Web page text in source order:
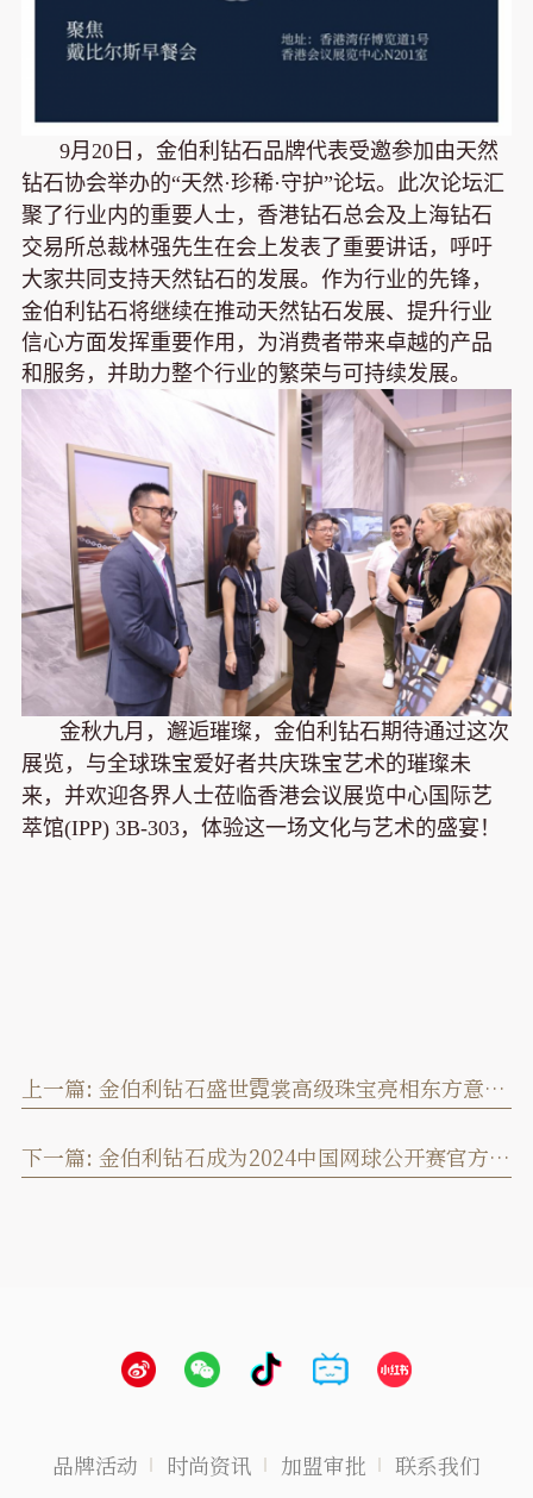
9月20日，金伯利钻石品牌代表受邀参加由天然
钻石协会举办的“天然·珍稀·守护”论坛。此次论坛汇
聚了行业内的重要人士，香港钻石总会及上海钻石
交易所总裁林强先生在会上发表了重要讲话，呼吁
大家共同支持天然钻石的发展。 作为行业的先锋，
金伯利钻石将继续在推动天然钻石发展、提升行业
信心方面发挥重要作用，为消费者带来卓越的产品
和服务，并助力整个行业的繁荣与可持续发展。
金秋九月，邂逅璀璨，金伯利钻石期待通过这次
展览，与全球珠宝爱好者共庆珠宝艺术的璀璨未
来，并欢迎各界人士莅临香港会议展览中心国际艺
萃馆(IPP) 3B-303，体验这一场文化与艺术的盛宴！
上一篇: 金伯利钻石盛世霓裳高级珠宝亮相东方意象时尚盛典
下一篇: 金伯利钻石成为2024中国网球公开赛官方独家钻石供应商
品牌活动 时尚资讯 加盟审批 联系我们